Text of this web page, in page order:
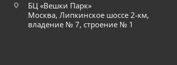
БЦ «Вешки Парк»
Москва, Липкинское шоссе 2-км,
владение № 7, строение № 1